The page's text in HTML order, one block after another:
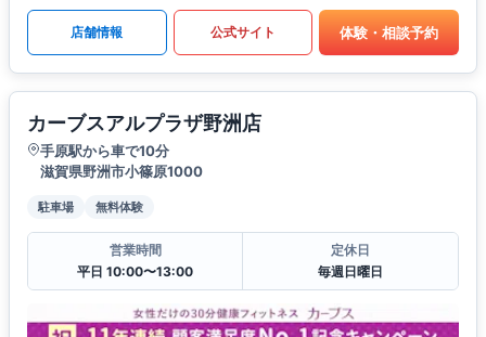
店舗情報 公式サイト 体験・相談予約
カーブスアルプラザ野洲店
手原駅から車で10分
滋賀県野洲市小篠原1000
駐車場 無料体験
営業時間
平日 10:00〜13:00
定休日
毎週日曜日